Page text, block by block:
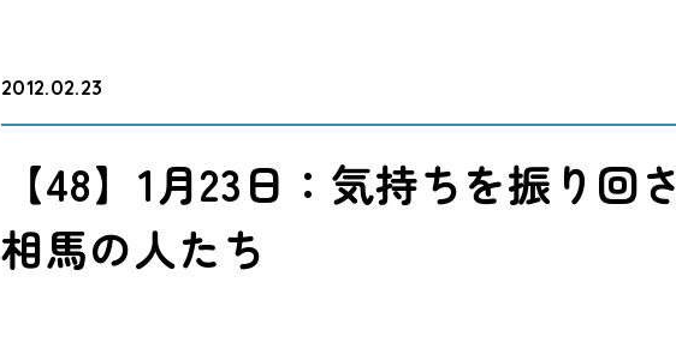
2012.02.23
【48】1月23日：気持ちを振り回
相馬の人たち